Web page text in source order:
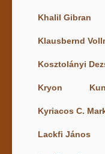
Khalil Gibran
Klausbernd
Kosztolányi
Kryon
Kyriacos C.
Lackfi János